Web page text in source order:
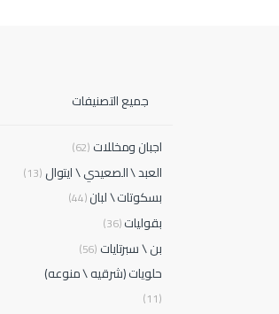
جميع التصنيفات
اجبان ومخللات (62)
العبد \ الصعيدي \ ايتوال(13)
بسكوتات \ لبان(44)
بقوليات(36)
بن \ سبرتايات (56)
حلويات (شرقيه \ منوعه)
(11)